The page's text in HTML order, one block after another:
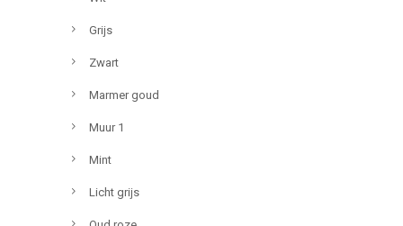
Grijs
Zwart
Marmer goud
Muur 1
Mint
Licht grijs